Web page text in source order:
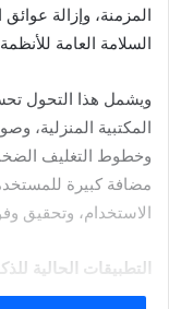
المزمنة، وإزالة
السلامة العامة
ويشمل هذا التحول
المكتبية المنزلية،
وخطوط التغليف
مضافة كبيرة
الاستخدام، وتحقيق
التطبيقات الحالية